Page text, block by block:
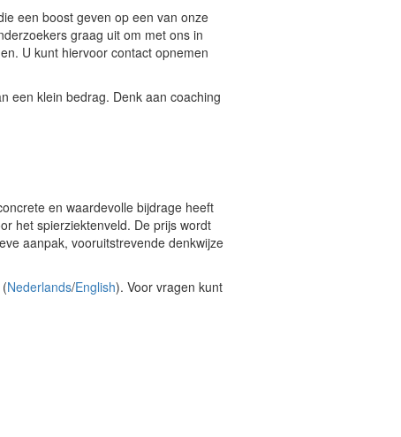
een boost geven op een van onze
graag uit om met ons in
U kunt hiervoor contact opnemen
een klein bedrag. Denk aan coaching
en waardevolle bijdrage heeft
het spierziektenveld. De prijs wordt
aanpak, vooruitstrevende denkwijze
(Nederlands/English). Voor vragen kunt